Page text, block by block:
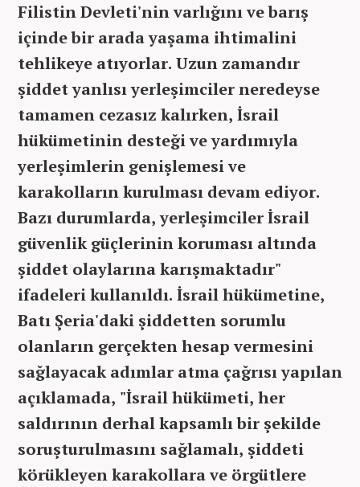
Filistin Devleti'nin varlığını ve barış
içinde bir arada yaşama ihtimalini
tehlikeye atıyorlar. Uzun zamandır
şiddet yanlısı yerleşimciler neredeyse
tamamen cezasız kalırken, İsrail
hükümetinin desteği ve yardımıyla
yerleşimlerin genişlemesi ve
karakolların kurulması devam ediyor.
Bazı durumlarda, yerleşimciler İsrail
güvenlik güçlerinin koruması altında
şiddet olaylarına karışmaktadır"
ifadeleri kullanıldı. İsrail hükümetine,
Batı Şeria'daki şiddetten sorumlu
olanların gerçekten hesap vermesini
sağlayacak adımlar atma çağrısı yapılan
açıklamada, "İsrail hükümeti, her
saldırının derhal kapsamlı bir şekilde
soruşturulmasını sağlamalı, şiddeti
körükleyen karakollara ve örgütlere